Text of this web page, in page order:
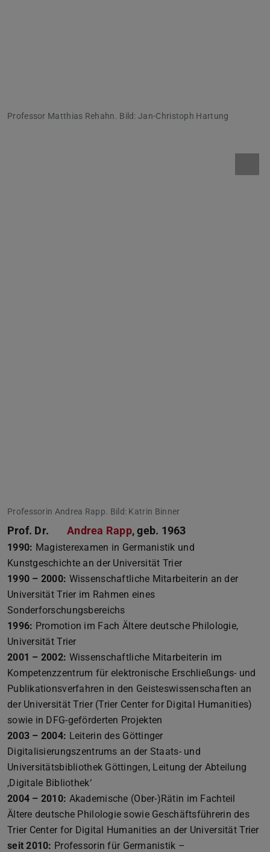
Professor Matthias Rehahn. Bild: Jan-Christoph Hartung
Professorin Andrea Rapp. Bild: Katrin Binner
Prof. Dr. Andrea Rapp, geb. 1963
1990: Magisterexamen in Germanistik und
Kunstgeschichte an der Universität Trier
1990 – 2000: Wissenschaftliche Mitarbeiterin an der
Universität Trier im Rahmen eines
Sonderforschungsbereichs
1996: Promotion im Fach Ältere deutsche Philologie,
Universität Trier
2001 – 2002: Wissenschaftliche Mitarbeiterin im
Kompetenzzentrum für elektronische Erschließungs- und
Publikationsverfahren in den Geisteswissenschaften an
der Universität Trier (Trier Center for Digital Humanities)
sowie in DFG-geförderten Projekten
2003 – 2004: Leiterin des Göttinger
Digitalisierungszentrums an der Staats- und
Universitätsbibliothek Göttingen, Leitung der Abteilung
,Digitale Bibliothek‘
2004 – 2010: Akademische (Ober-)Rätin im Fachteil
Ältere deutsche Philologie sowie Geschäftsführerin des
Trier Center for Digital Humanities an der Universität Trier
seit 2010: Professorin für Germanistik –